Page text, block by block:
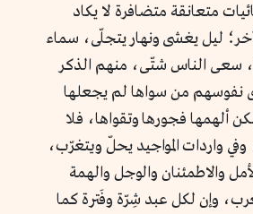
متعانقة متضافرة لا يكاد
ليل يغشى ونهار يتجلّى، سماء
سعى الناس شتّى، منهم الذكر
نفوسهم من سواها لم يجعلها
ألهمها فجورها وتقواها، فلا
واردات المواجيد يحلّ ويتغرّب،
والاطمئنان والوجل والهمة
وإن لكل عبد شِرّة وفَترة كما